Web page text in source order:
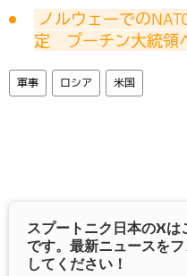
ノルウェーでの
定　プーチン大統領
軍事 ロシア 米国
スプートニク日本のXは
です。最新ニュースを
してください！